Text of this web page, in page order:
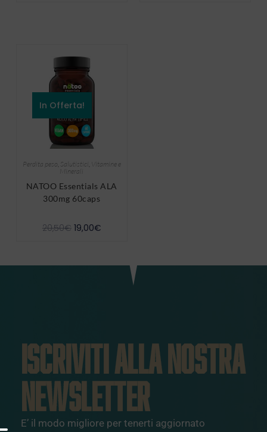
In Offerta!
Perdita peso Salutistici
Vitamine e
Minerali
NATOO Essentials ALA
300mg 60caps
20,50€ 19,00€
ISCRIVITI ALLA NOSTRA
NEWSLETTER
E’ il modo migliore per tenerti aggiornato